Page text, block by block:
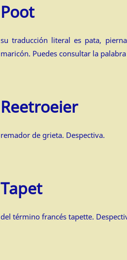
Poot
su traducción literal es pata,
maricón. Puedes consultar la
Reetroeier
remador de grieta. Despectiva.
Tapet
del término francés tapette.